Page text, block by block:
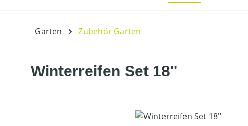
Garten Zubehör Garten
Winterreifen Set 18''